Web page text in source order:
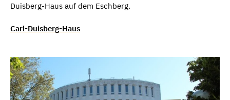
Duisberg-Haus auf dem Eschberg.
Carl-Duisberg-Haus